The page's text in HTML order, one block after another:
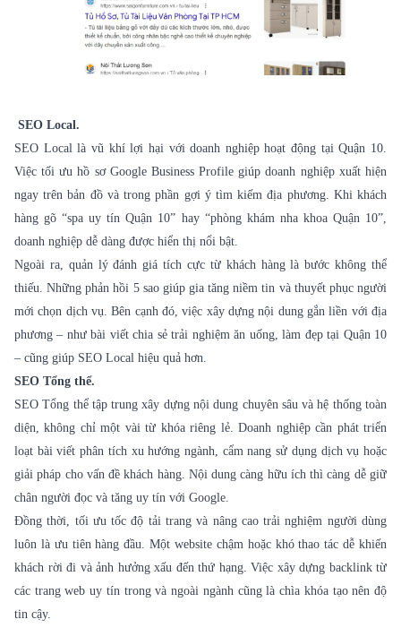
SEO Local.
SEO Local là vũ khí lợi hại với doanh nghiệp hoạt động tại Quận 10.
Việc tối ưu hồ sơ Google Business Profile giúp doanh nghiệp xuất hiện
ngay trên bản đồ và trong phần gợi ý tìm kiếm địa phương. Khi khách
hàng gõ “spa uy tín Quận 10” hay “phòng khám nha khoa Quận 10”,
doanh nghiệp dễ dàng được hiển thị nổi bật.
Ngoài ra, quản lý đánh giá tích cực từ khách hàng là bước không thể
thiếu. Những phản hồi 5 sao giúp gia tăng niềm tin và thuyết phục người
mới chọn dịch vụ. Bên cạnh đó, việc xây dựng nội dung gắn liền với địa
phương – như bài viết chia sẻ trải nghiệm ăn uống, làm đẹp tại Quận 10
– cũng giúp SEO Local hiệu quả hơn.
SEO Tổng thể.
SEO Tổng thể tập trung xây dựng nội dung chuyên sâu và hệ thống toàn
diện, không chỉ một vài từ khóa riêng lẻ. Doanh nghiệp cần phát triển
loạt bài viết phân tích xu hướng ngành, cẩm nang sử dụng dịch vụ hoặc
giải pháp cho vấn đề khách hàng. Nội dung càng hữu ích thì càng dễ giữ
chân người đọc và tăng uy tín với Google.
Đồng thời, tối ưu tốc độ tải trang và nâng cao trải nghiệm người dùng
luôn là ưu tiên hàng đầu. Một website chậm hoặc khó thao tác dễ khiến
khách rời đi và ảnh hưởng xấu đến thứ hạng. Việc xây dựng backlink từ
các trang web uy tín trong và ngoài ngành cũng là chìa khóa tạo nên độ
tin cậy.